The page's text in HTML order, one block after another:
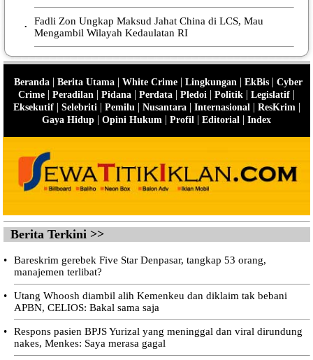
•
Fadli Zon Ungkap Maksud Jahat China di LCS, Mau
Mengambil Wilayah Kedaulatan RI
Beranda| Berita Utama| White Crime| Lingkungan | EkBis| Cyber
Crime | Peradilan | Pidana | Perdata | Pledoi | Politik | Legislatif |
Eksekutif| Selebriti | Pemilu | Nusantara| Internasional | ResKrim |
Gaya Hidup | Opini Hukum | Profil | Editorial | Index
Berita Terkini >>
•
Bareskrim gerebek Five Star Denpasar, tangkap 53 orang,
manajemen terlibat?
•
Utang Whoosh diambil alih Kemenkeu dan diklaim tak bebani
APBN, CELIOS: Bakal sama saja
•
Respons pasien BPJS Yurizal yang meninggal dan viral dirundung
nakes, Menkes: Saya merasa gagal